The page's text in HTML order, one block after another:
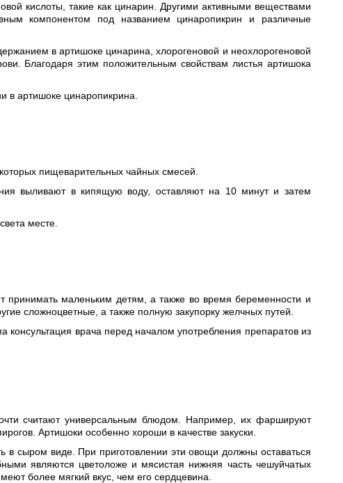
кислоты, такие как цинарин. Другими активными веществами
компонентом под названием цинаропикрин и различные
в артишоке цинарина, хлорогеновой и неохлорогеновой
Благодаря этим положительным свойствам листья артишока
в артишоке цинаропикрина.
пищеварительных чайных смесей.
выливают в кипящую воду, оставляют на 10 минут и затем
месте.
принимать маленьким детям, а также во время беременности и
сложноцветные, а также полную закупорку желчных путей.
врача перед началом употребления препаратов из
считают универсальным блюдом. Например, их фаршируют
Артишоки особенно хороши в качестве закуски.
сыром виде. При приготовлении эти овощи должны оставаться
являются цветоложе и мясистая нижняя часть чешуйчатых
более мягкий вкус, чем его сердцевина.